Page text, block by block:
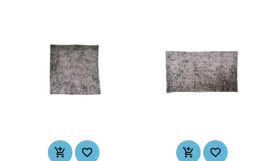
   